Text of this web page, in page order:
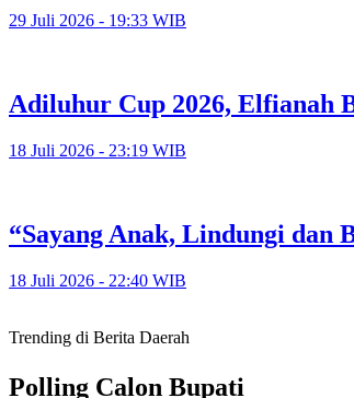
29 Juli 2026 - 19:33 WIB
Adiluhur Cup 2026, Elfianah
18 Juli 2026 - 23:19 WIB
“Sayang Anak, Lindungi dan
18 Juli 2026 - 22:40 WIB
Trending di Berita Daerah
Polling Calon Bupati